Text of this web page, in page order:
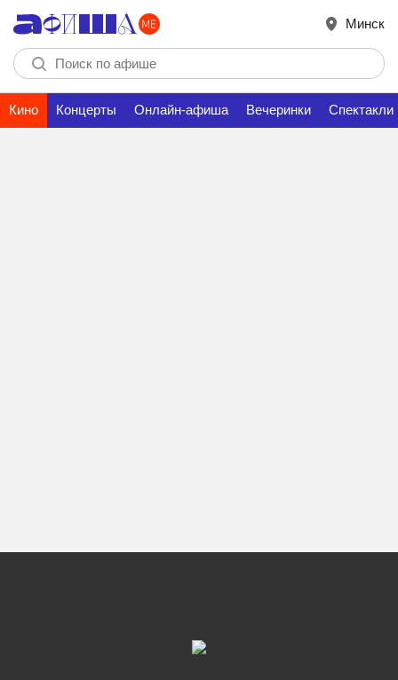
Минск
Кино Концерты Онлайн-афиша Вечеринки Спектакли